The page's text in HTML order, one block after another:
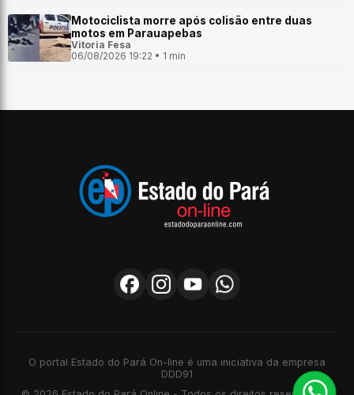
Motociclista morre após colisão entre duas
motos em Parauapebas
Vitoria Fesa
06/08/2026 19:22 • 1 min
O portal Estado do Pará On-line é uma iniciativa da empresa
DDD91